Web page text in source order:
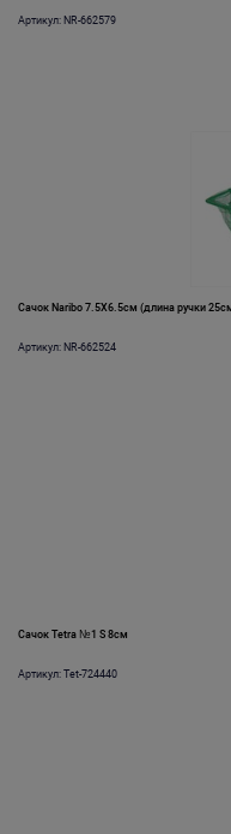
Артикул: NR-662579
Сачок Naribo 7.5X6.5см (длина ручки
Артикул: NR-662524
Сачок Tetra №1 S 8см
Артикул: Tet-724440